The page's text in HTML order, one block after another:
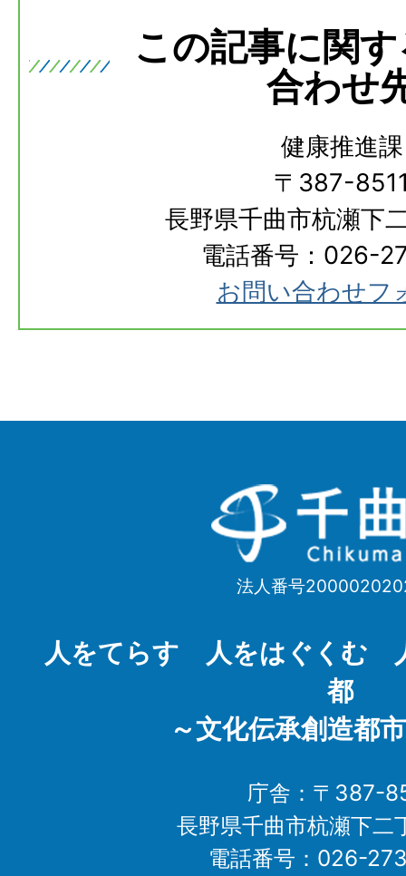
この記事に関
合わせ
健康推進課
〒387-
長野県千曲市杭瀬下
電話番号：026-
お問い合わせフ
千
曲
Chikuma
法人番号
人をてらす 人をはぐくむ
都
～文化伝承創造都
庁舎：〒387-
長野県千曲市杭瀬下二
電話番号：026-